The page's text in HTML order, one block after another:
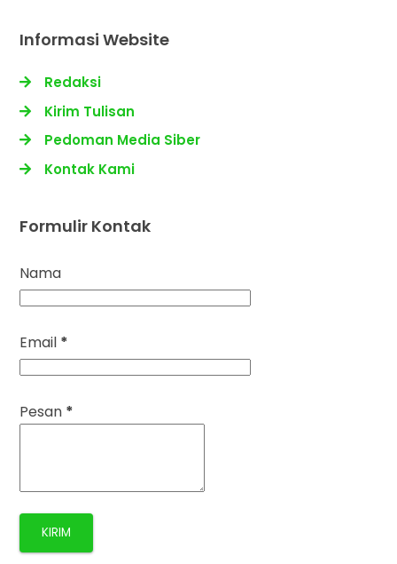
Informasi Website
Redaksi
Kirim Tulisan
Pedoman Media Siber
Kontak Kami
Formulir Kontak
Nama
Email *
Pesan *